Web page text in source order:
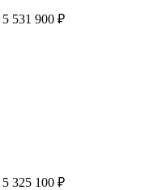
5 531 900 ₽
5 325 100 ₽